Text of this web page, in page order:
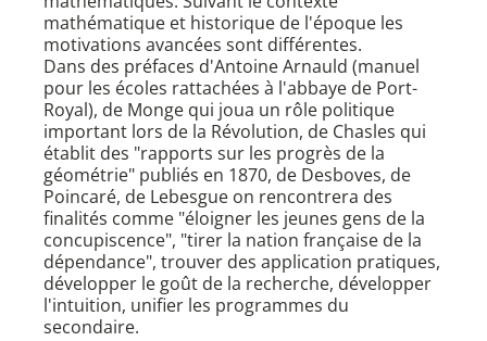
mathématique et historique de l'époque les
motivations avancées sont différentes.
Dans des préfaces d'Antoine Arnauld (manuel
pour les écoles rattachées à l'abbaye de Port-
Royal), de Monge qui joua un rôle politique
important lors de la Révolution, de Chasles qui
établit des "rapports sur les progrès de la
géométrie" publiés en 1870, de Desboves, de
Poincaré, de Lebesgue on rencontrera des
finalités comme "éloigner les jeunes gens de la
concupiscence", "tirer la nation française de la
dépendance", trouver des application pratiques,
développer le goût de la recherche, développer
l'intuition, unifier les programmes du
secondaire.